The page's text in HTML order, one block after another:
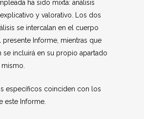
ha sido mixta: análisis
y valorativo. Los dos
se intercalan en el cuerpo
presente Informe, mientras que
se incluirá en su propio apartado
específicos coinciden con los
este Informe.